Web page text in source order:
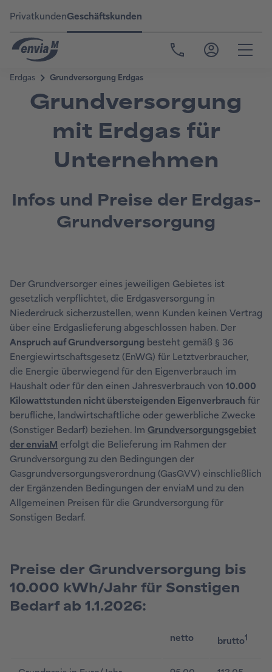
PrivatkundenGeschäftskunden
Grundversorgung
mit Erdgas für
Unternehmen
Infos und Preise der Erdgas-
Grundversorgung
Der Grundversorger eines jeweiligen Gebietes ist
gesetzlich verpflichtet, die Erdgasversorgung in
Niederdruck sicherzustellen, wenn Kunden keinen Vertrag
über eine Erdgaslieferung abgeschlossen haben. Der
Anspruch auf Grundversorgung besteht gemäß § 36
Energiewirtschaftsgesetz (EnWG) für Letztverbraucher,
die Energie überwiegend für den Eigenverbrauch im
Haushalt oder für den einen Jahresverbrauch von 10.000
Kilowattstunden nicht übersteigenden Eigenverbrauch für
berufliche, landwirtschaftliche oder gewerbliche Zwecke
(Sonstiger Bedarf) beziehen. Im Grundversorgungsgebiet
der enviaM erfolgt die Belieferung im Rahmen der
Grundversorgung zu den Bedingungen der
Gasgrundversorgungsverordnung (GasGVV) einschließlich
der Ergänzenden Bedingungen der enviaM und zu den
Allgemeinen Preisen für die Grundversorgung für
Sonstigen Bedarf.
Preise der Grundversorgung bis
10.000 kWh/Jahr für Sonstigen
Bedarf ab 1.1.2026:
netto brutto1